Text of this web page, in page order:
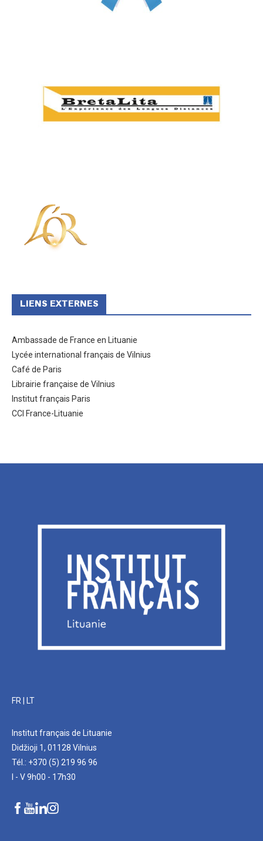
LIENS EXTERNES
Ambassade de France en Lituanie
Lycée international français de Vilnius
Café de Paris
Librairie française de Vilnius
Institut français Paris
CCI France-Lituanie
FR LT
Institut français de Lituanie
Didžioji 1, 01128 Vilnius
Tél.: +370 (5) 219 96 96
I - V 9h00 - 17h30